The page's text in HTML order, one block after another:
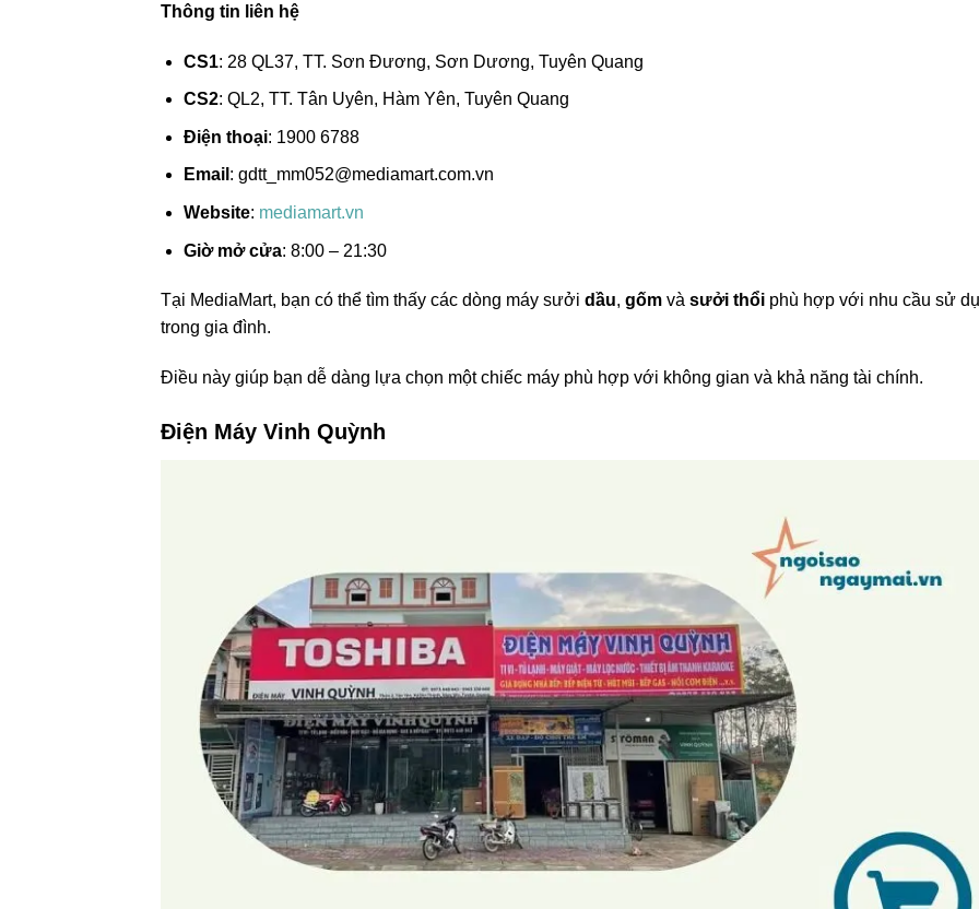
Thông tin liên hệ
CS1: 28 QL37, TT. Sơn Đương, Sơn Dương, Tuyên Quang
CS2: QL2, TT. Tân Uyên, Hàm Yên, Tuyên Quang
Điện thoại: 1900 6788
Email : gdtt_mm052@mediamart.com.vn
Website: mediamart.vn
Giờ mở cửa: 8:00 – 21:30
Tại MediaMart, bạn có thể tìm thấy các dòng máy sưởi dầu, gốm và sưởi thổi phù hợp với nhu cầu sử
trong gia đình.
Điều này giúp bạn dễ dàng lựa chọn một chiếc máy phù hợp với không gian và khả năng tài chính.
Điện Máy Vinh Quỳnh